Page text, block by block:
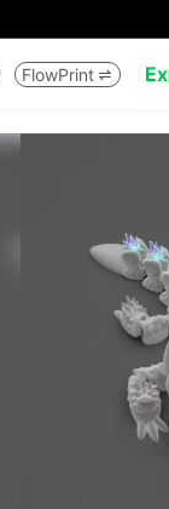
FlowPrint 